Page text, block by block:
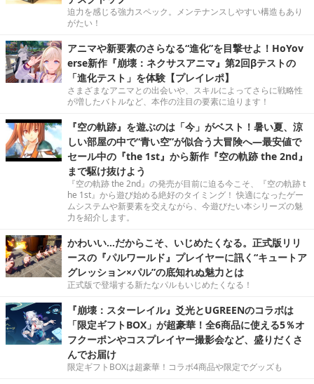
迫力を感じる強力スペック。メンテナンスしやすい構造もあり
がたい！
アニマや新要素のさらなる“進化”を目撃せよ！HoYov
erse新作『崩壊：ネクサスアニマ』第2回βテストの
「進化テスト」を体験【プレイレポ】
さまざまなアニマとの出会いや、スキルによってさらに戦略性
が増したバトルなど、本作の注目の要素に迫ります！
『空の軌跡』を遊ぶのは「今」がベスト！暑い夏、涼
しい部屋の中で“青い空”が似合う大冒険へ―最安値で
セール中の『the 1st』から新作『空の軌跡 the 2nd』
まで駆け抜けよう
『空の軌跡 the 2nd』の発売が目前に迫る今こそ、『空の軌跡 t
he 1st』から遊び始める絶好のタイミング！ 快適になったゲー
ムシステムや新要素を交えながら、今遊びたい本シリーズの魅
力を紹介します。
かわいい…だからこそ、いじめたくなる。正式版リリ
ースの『パルワールド』プレイヤーに訊く“キュートア
グレッション×パル”の底知れぬ魅力とは
正式版で登場する新たなパルもいじめたくなる！
『崩壊：スターレイル』爻光とUGREENのコラボは
「限定ギフトBOX」が超豪華！全6商品に使える5％オ
フクーポンやコスプレイヤー撮影会など、盛りだくさ
んでお届け
限定ギフトBOXは超豪華！コラボ4商品や限定でグッズも